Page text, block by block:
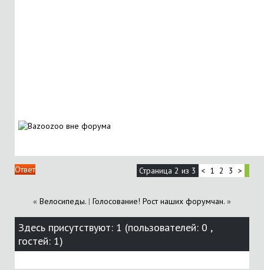
Ответ Страница 2 из 3 < 1 2 3 >
« Велосипеды. | Голосование! Рост наших форумчан. »
Здесь присутствуют: 1 (пользователей: 0 ,
гостей: 1)